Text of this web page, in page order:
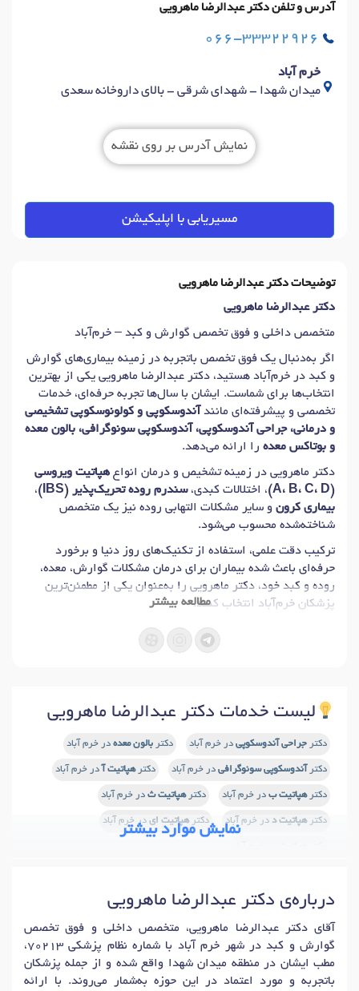
آدرس و تلفن دکتر عبدالرضا ماهرویی
066-33322926
خرم آباد
میدان شهدا - شهدای شرقی - بالای داروخانه سعدی
نمایش آدرس بر روی نقشه
مسیریابی با اپلیکیشن
توضیحات دکتر عبدالرضا ماهرویی
دکتر عبدالرضا ماهرویی
متخصص داخلی و فوق تخصص گوارش و کبد – خرم‌آباد
اگر به‌دنبال یک فوق تخصص باتجربه در زمینه بیماری‌های گوارش
و کبد در خرم‌آباد هستید، دکتر عبدالرضا ماهرویی یکی از بهترین
انتخاب‌ها برای شماست. ایشان با سال‌ها تجربه حرفه‌ای، خدمات
تخصصی و پیشرفته‌ای مانند آندوسکوپی و کولونوسکوپی تشخیصی
و درمانی، جراحی آندوسکوپی، آندوسکوپی سونوگرافی، بالون معده
و بوتاکس معده را ارائه می‌دهد.
دکتر ماهرویی در زمینه تشخیص و درمان انواعهپاتیت ویروسی
(A، B، C، D)
، اختلالات کبدی،سندرم روده تحریک‌پذیر (IBS)
،
بیماری کرون و سایر مشکلات التهابی روده نیز یک متخصص
شناخته‌شده محسوب می‌شود.
ترکیب دقت علمی، استفاده از تکنیک‌های روز دنیا و برخورد
حرفه‌ای باعث شده بیماران برای درمان مشکلات گوارش، معده،
روده و کبد خود، دکتر ماهرویی را به‌عنوان یکی از مطمئن‌ترین
پزشکان خرم‌آباد انتخاب کنند.مطالعه بیشتر
لیست خدمات دکتر عبدالرضا ماهرویی
دکتر جراحی آندوسکوپی در خرم آباد دکتر بالون معده در خرم آباد
دکتر آندوسکوپی سونوگرافی در خرم آباد دکترهپاتیت آدر خرم آباد
دکترهپاتیت ب در خرم آباد دکترهپاتیت ث در خرم آباد
دکترهپاتیت د در خرم آباد دکترهپاتیت ای در خرم آباد
دکترکرون (التهاب روده)در خرم آباد دکترالتهاب روده
دکتر کولونوسکوپیدر خرم آباد
دکترآندوسکوپی معده (گاستروسکوپی)در خرم آباد
در خرم آباد هپاتیت ویروسی
نمایش موارد بیشتر
درباره‌ی دکتر عبدالرضا ماهرویی
آقای دکتر عبدالرضا ماهرویی، متخصص داخلی و فوق تخصص
گوارش و کبد در شهر خرم آباد با شماره نظام پزشکی 70213،
مطب ایشان در منطقه میدان شهدا واقع شده و از جمله پزشکان
باتجربه و مورد اعتماد در این حوزه به‌شمار می‌روند. با ارائه